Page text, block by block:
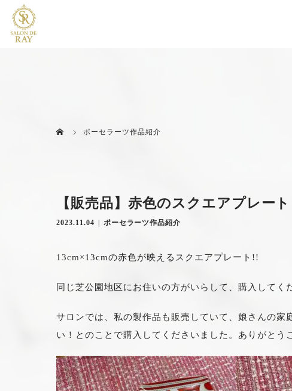
ポーセラーツ作品紹介
【販売品】赤色のスクエアプレー
2023.11.04 ポーセラーツ作品紹介
13cm×13cmの赤色が映えるスクエアプレート!!
同じ芝公園地区にお住いの方がいらして、購入して
サロンでは、私の製作品も販売していて、娘さんの
い！とのことで購入してくださいました。ありがとう